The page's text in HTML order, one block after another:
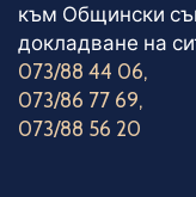
към Общински
докладване на
073/88 44 06,
073/86 77 69,
073/88 56 20